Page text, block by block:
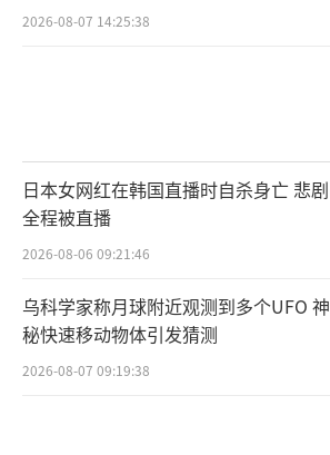
2026-08-07 14:25:38
日本女网红在韩国直播时自杀身亡 悲剧
全程被直播
2026-08-06 09:21:46
乌科学家称月球附近观测到多个UFO 神
秘快速移动物体引发猜测
2026-08-07 09:19:38